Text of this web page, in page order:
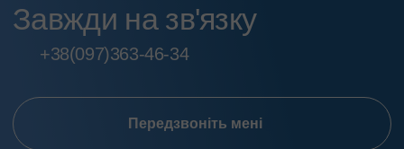
Завжди на зв'язку
+38(097)363-46-34
Передзвоніть мені